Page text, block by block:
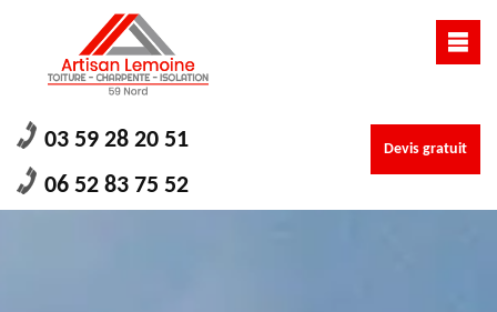
03 59 28 20 51
06 52 83 75 52
Devis gratuit